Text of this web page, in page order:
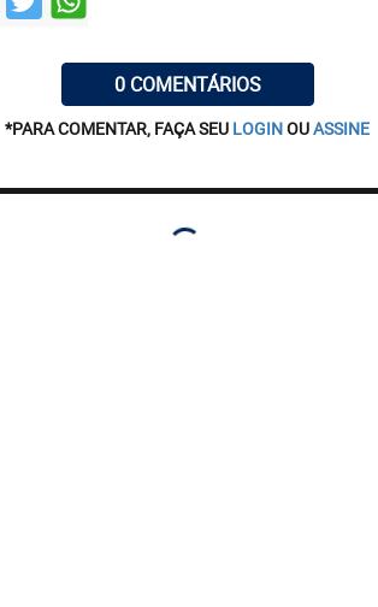
0 COMENTÁRIOS
*PARA COMENTAR, FAÇA SEU LOGINOUASSINE